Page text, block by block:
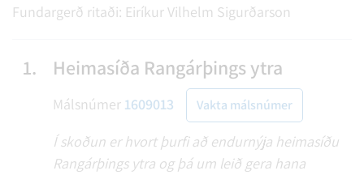
Fundargerð ritaði: Eiríkur Vilhelm Sigurðarson
1. Heimasíða Rangárþings ytra
Málsnúmer 1609013 Vakta málsnúmer
Í skoðun er hvort þurfi að endurnýja heimasíðu
Rangárþings ytra og þá um leið gera hana